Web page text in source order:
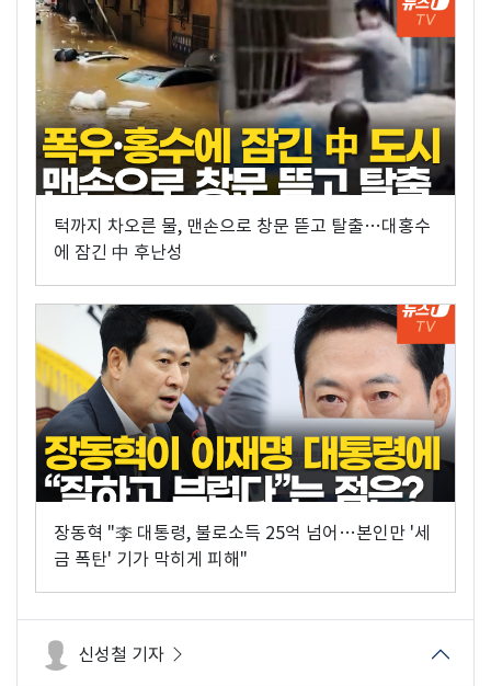
턱까지 차오른 물, 맨손으로 창문 뜯고 탈출…대홍수
에 잠긴 中 후난성
장동혁 "李 대통령, 불로소득 25억 넘어…본인만 '세
금 폭탄' 기가 막히게 피해"
신성철 기자